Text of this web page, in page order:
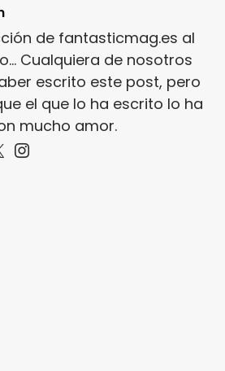
de fantasticmag.es al
Cualquiera de nosotros
escrito este post, pero
el que lo ha escrito lo ha
mucho amor.